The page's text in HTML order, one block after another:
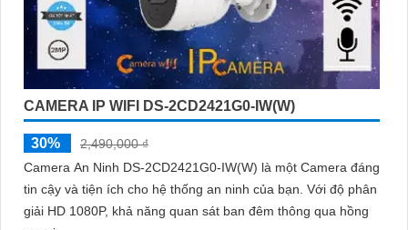
CAMERA IP WIFI DS-2CD2421G0-IW(W)
30%
2,490,000 ₫
Camera An Ninh DS-2CD2421G0-IW(W) là một Camera đáng
tin cậy và tiện ích cho hệ thống an ninh của bạn. Với độ phân
giải HD 1080P, khả năng quan sát ban đêm thông qua hồng